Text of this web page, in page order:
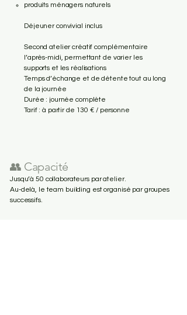
produits ménagers naturels
Déjeuner convivial inclus
Second atelier créatif complémentaire
l’après-midi, permettant de varier les
supports et les réalisations
Temps d’échange et de détente tout au long
de la journée
Durée : journée complète
Tarif : à partir de 130 € / personne
👥 Capacité
Jusqu’à 50 collaborateurs par atelier.
Au-delà, le team building est organisé par groupes
successifs.